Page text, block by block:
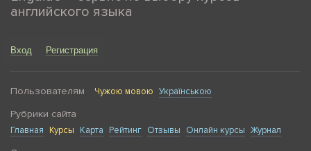
английского языка
Вход Регистрация
Пользователям Чужою мовою Українською
Рубрики сайта
Главная Курсы Карта Рейтинг Отзывы Онлайн курсы Журнал